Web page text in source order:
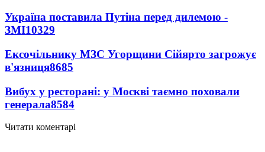
Україна поставила Путіна перед дилемою -
ЗМІ10329
Ексочільнику МЗС Угорщини Сійярто загрожує
в'язниця8685
Вибух у ресторані: у Москві таємно поховали
генерала8584
Читати коментарі